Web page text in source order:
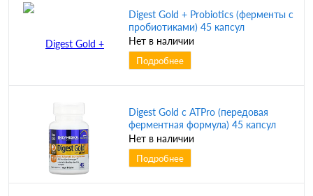
Digest Gold + Probiotics (ферменты с
пробиотиками) 45 капсул
(Enzymedica)
Нет в наличии
Подробнее
Digest Gold с ATPro (передовая
ферментная формула) 45 капсул
(Enzymedica)
Нет в наличии
Подробнее